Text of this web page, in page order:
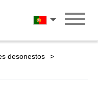
Português
desonestos